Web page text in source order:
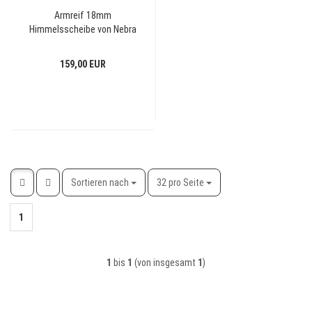
Armreif 18mm
Himmelsscheibe von Nebra
159,00 EUR
Sortieren nach
Sortieren nach 32 pro Seite
pro Seite
1
1 bis 1 (von insgesamt 1)